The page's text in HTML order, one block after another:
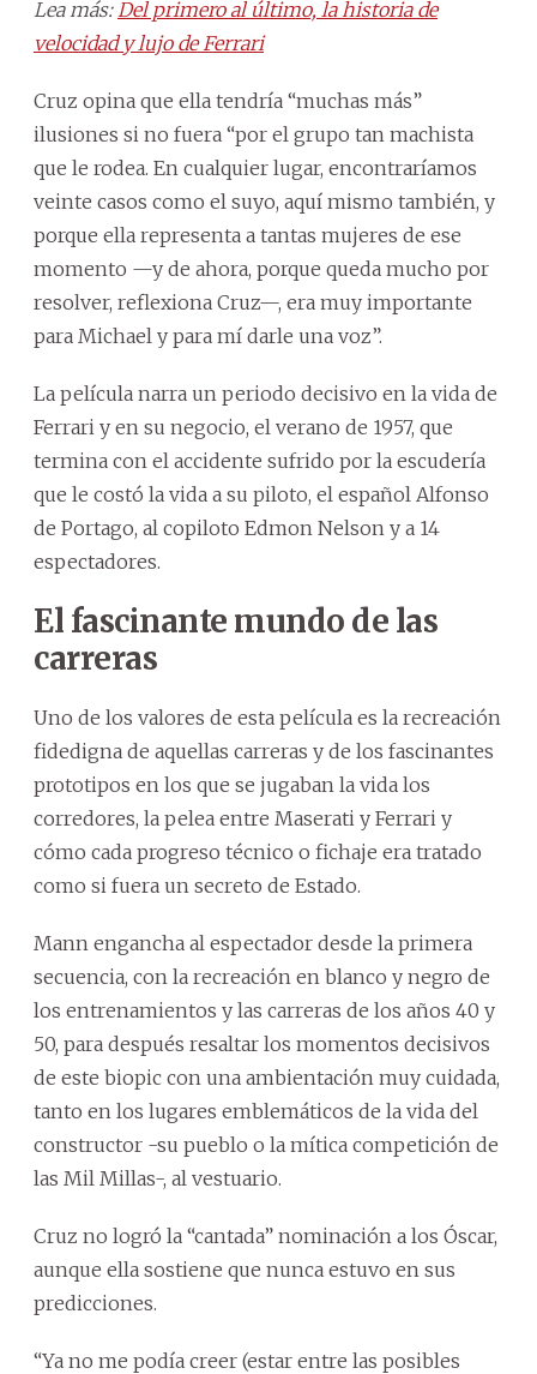
Lea más: Del primero al último, la historia de
velocidad y lujo de Ferrari
Cruz opina que ella tendría “muchas más”
ilusiones si no fuera “por el grupo tan machista
que le rodea. En cualquier lugar, encontraríamos
veinte casos como el suyo, aquí mismo también, y
porque ella representa a tantas mujeres de ese
momento —y de ahora, porque queda mucho por
resolver, reflexiona Cruz—, era muy importante
para Michael y para mí darle una voz”.
La película narra un periodo decisivo en la vida de
Ferrari y en su negocio, el verano de 1957, que
termina con el accidente sufrido por la escudería
que le costó la vida a su piloto, el español Alfonso
de Portago, al copiloto Edmon Nelson y a 14
espectadores.
El fascinante mundo de las
carreras
Uno de los valores de esta película es la recreación
fidedigna de aquellas carreras y de los fascinantes
prototipos en los que se jugaban la vida los
corredores, la pelea entre Maserati y Ferrari y
cómo cada progreso técnico o fichaje era tratado
como si fuera un secreto de Estado.
Mann engancha al espectador desde la primera
secuencia, con la recreación en blanco y negro de
los entrenamientos y las carreras de los años 40 y
50, para después resaltar los momentos decisivos
de este biopic con una ambientación muy cuidada,
tanto en los lugares emblemáticos de la vida del
constructor -su pueblo o la mítica competición de
las Mil Millas-, al vestuario.
Cruz no logró la “cantada” nominación a los Óscar,
aunque ella sostiene que nunca estuvo en sus
predicciones.
“Ya no me podía creer (estar entre las posibles